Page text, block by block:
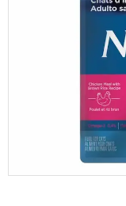
Khách sạn chó